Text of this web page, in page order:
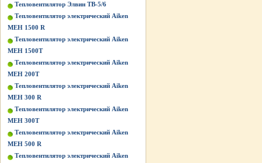
Тепловентилятор Элвин ТВ-5/6
Тепловентилятор электрический Aiken
MEH 1500 R
Тепловентилятор электрический Aiken
MEH 1500T
Тепловентилятор электрический Aiken
MEH 200T
Тепловентилятор электрический Aiken
MEH 300 R
Тепловентилятор электрический Aiken
MEH 300T
Тепловентилятор электрический Aiken
MEH 500 R
Тепловентилятор электрический Aiken